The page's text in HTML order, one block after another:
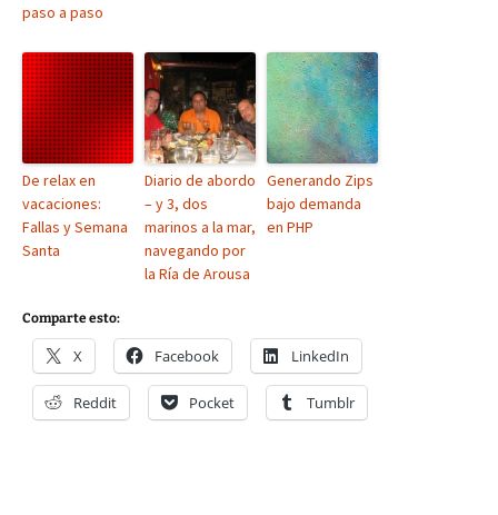
paso a paso
De relax en
vacaciones:
Fallas y Semana
Santa
Diario de abordo
– y 3, dos
marinos a la mar,
navegando por
la Ría de Arousa
Generando Zips
bajo demanda
en PHP
Comparte esto:
X Facebook LinkedIn
Reddit Pocket Tumblr